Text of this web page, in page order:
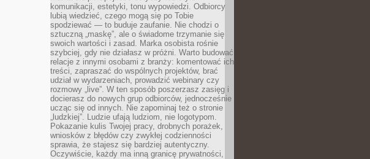
komunikacji, estetyki, tonu wypowiedzi. Odbiorcy
lubią wiedzieć, czego mogą się po Tobie
spodziewać — to buduje zaufanie. Nie chodzi o
sztuczną „maskę”, ale o świadome trzymanie się
swoich wartości i zasad. Marka osobista rośnie
szybciej, gdy nie działasz w próżni. Warto budować
relacje z innymi osobami z branży: komentować ich
treści, zapraszać do wspólnych projektów, brać
udział w wydarzeniach, prowadzić webinary czy
rozmowy „live”. W ten sposób poszerzasz zasięg i
docierasz do nowych grup odbiorców, jednocześnie
ucząc się od innych. Nie zapominaj też o stronie
„ludzkiej”. Ludzie ufają ludziom, nie logotypom.
Pokazanie kulis Twojej pracy, drobnych porażek,
wniosków z błędów czy zwykłej codzienności
sprawia, że stajesz się bardziej autentyczny.
Oczywiście, każdy ma inną granicę prywatności,